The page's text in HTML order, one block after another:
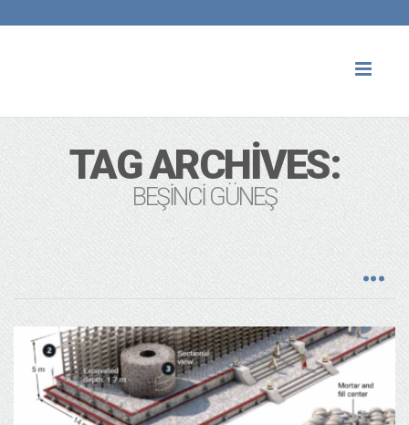
TAG ARCHIVES:
BEŞINCI GÜNEŞ